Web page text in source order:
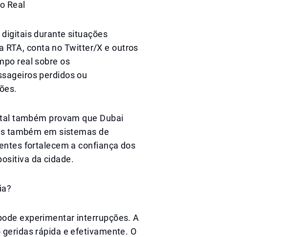
Real
digitais durante situações
conta no Twitter/X e outros
real sobre os
perdidos ou
também provam que Dubai
também em sistemas de
fortalecem a confiança dos
da cidade.
experimentar interrupções. A
rápida e efetivamente. O